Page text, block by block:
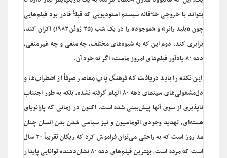
بتواند با خروجی خلاقانه سیستم استودیویی که قبلاً قادر بود فیلم‌هایی
چون «بلید رانر» و «موجود» را در یک شب (۲۵ ژوئن ۱۹۸۲) اکران کند،
برابری کند. دوم این که به شیوه‌های مختلف، چه منفی و چه غیرمنفی،
دهه ۸۰ یادآور فیلم‌های امروز ماست؛ اگر نه خود آن.
این نکته را باید دریافت که فرهنگ پاپ معاصر صرفاً از اضطراب‌ها و
دل‌مشغولی‌های سینمای دهه ۸۰ الهام گرفته نشده، بلکه به طور اجتناب
ناپذیری از سوی آنها پیش‌بینی شده است. اکنون در زمانی که پارانویای
هسته‌ای، تهدید وجودی اتوماسیون و نیز سیاسی شدن بدن انسان چنان
مد روز است که به راحتی می‌توان فراموش کرد که ریگان تقریباً ۲۰ سال
است که مرده است، بهترین فیلم‌های دهه ۸۰ نشان‌دهنده توانایی پایدار